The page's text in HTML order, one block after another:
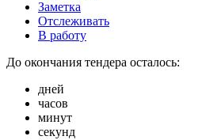
Заметка
Отслеживать
В работу
До окончания тендера осталось:
дней
часов
минут
секунд